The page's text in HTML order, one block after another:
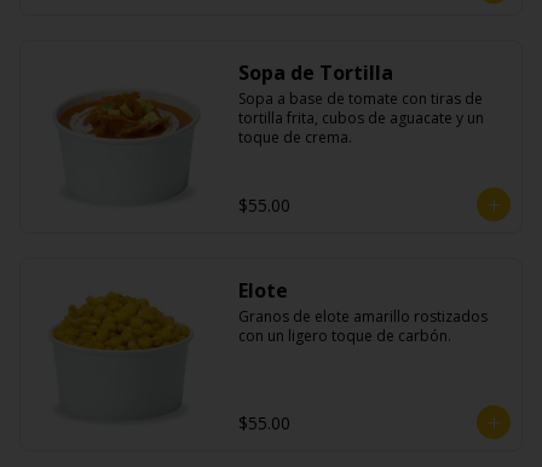
Sopa de Tortilla
Sopa a base de tomate con tiras de
tortilla frita, cubos de aguacate y un
toque de crema.
$55.00
Elote
Granos de elote amarillo rostizados
con un ligero toque de carbón.
$55.00